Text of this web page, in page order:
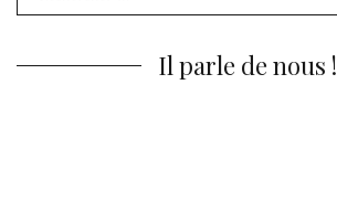
Il parle de nous !